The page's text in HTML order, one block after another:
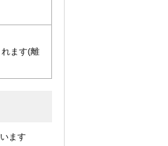
ます(離
ます